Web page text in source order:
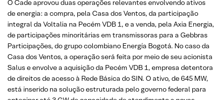
O Cade aprovou duas operações relevantes envolvendo ativos
de energia: a compra, pela Casa dos Ventos, da participação
integral da Voltalia na Pecém VDB 1, e a venda, pela Axia Energia,
de participações minoritárias em transmissoras para a Gebbras
Participações, do grupo colombiano Energía Bogotá. No caso da
Casa dos Ventos, a operação será feita por meio de seu acionista
Salus e envolve a aquisição da Pecém VDB 1, empresa detentora
de direitos de acesso à Rede Básica do SIN. O ativo, de 645 MW,
está inserido na solução estruturada pelo governo federal para